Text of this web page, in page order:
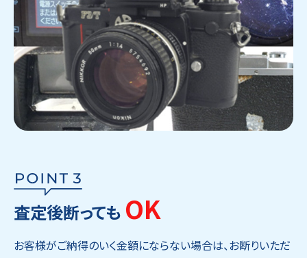
査定後断っても OK
お客様がご納得のいく金額にならない場合は、お断りいただ